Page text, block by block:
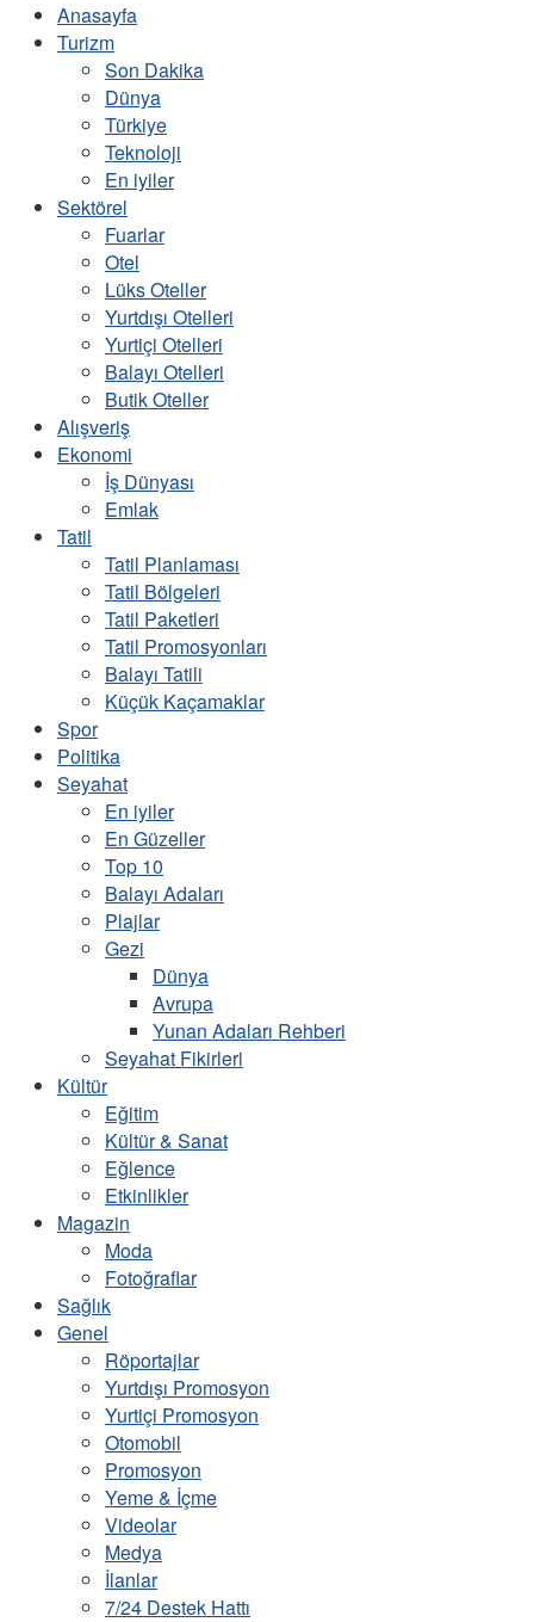
Anasayfa
Turizm
Son Dakika
Dünya
Türkiye
Teknoloji
En iyiler
Sektörel
Fuarlar
Otel
Lüks Oteller
Yurtdışı Otelleri
Yurtiçi Otelleri
Balayı Otelleri
Butik Oteller
Alışveriş
Ekonomi
İş Dünyası
Emlak
Tatil
Tatil Planlaması
Tatil Bölgeleri
Tatil Paketleri
Tatil Promosyonları
Balayı Tatili
Küçük Kaçamaklar
Spor
Politika
Seyahat
En iyiler
En Güzeller
Top 10
Balayı Adaları
Plajlar
Gezi
Dünya
Avrupa
Yunan Adaları Rehberi
Seyahat Fikirleri
Kültür
Eğitim
Kültür & Sanat
Eğlence
Etkinlikler
Magazin
Moda
Fotoğraflar
Sağlık
Genel
Röportajlar
Yurtdışı Promosyon
Yurtiçi Promosyon
Otomobil
Promosyon
Yeme & İçme
Videolar
Medya
İlanlar
7/24 Destek Hattı